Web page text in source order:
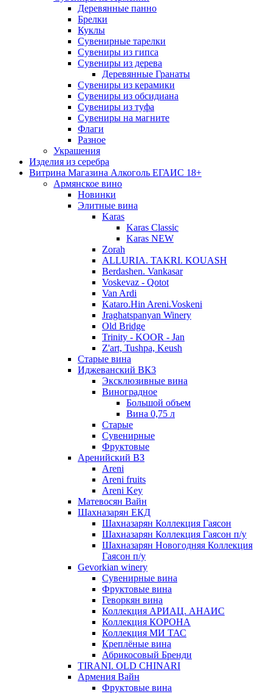
Деревянные панно
Брелки
Куклы
Сувенирные тарелки
Сувениры из гипса
Сувениры из дерева
Деревянные Гранаты
Сувениры из керамики
Сувениры из обсидиана
Сувениры из туфа
Сувениры на магните
Флаги
Разное
Украшения
Изделия из серебра
Витрина Магазина Алкоголь ЕГАИС 18+
Армянское вино
Новинки
Элитные вина
Karas
Karas Classic
Karas NEW
Zorah
ALLURIA. TAKRI. KOUASH
Berdashen. Vankasar
Voskevaz - Qotot
Van Ardi
Kataro.Hin Areni.Voskeni
Jraghatspanyan Winery
Old Bridge
Trinity - KOOR - Jan
Z'art, Tushpa, Keush
Старые вина
Иджеванский ВК3
Эксклюзивные вина
Виноградное
Большой объем
Вина 0,75 л
Старые
Сувенирные
Фруктовые
Аренийский ВЗ
Areni
Areni fruits
Areni Key
Матевосян Вайн
Шахназарян ЕКД
Шахназарян Коллекция Гаясон
Шахназарян Коллекция Гаясон п/у
Шахназарян Новогодняя Коллекция
Гаясон п/у
Gevorkian winery
Сувенирные вина
Фруктовые вина
Геворкян вина
Коллекция АРИАЦ. АНАИС
Коллекция КОРОНА
Коллекция МИ ТАС
Креплёные вина
Абрикосовый Бренди
TIRANI. OLD CHINARI
Армения Вайн
Фруктовые вина